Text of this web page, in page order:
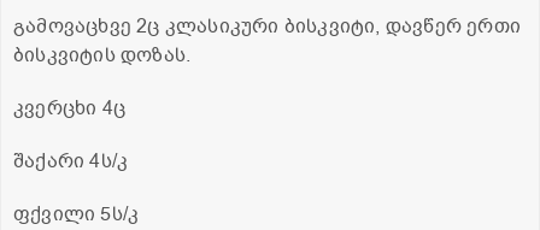
გამოვაცხვე 2ც კლასიკური ბისკვიტი, დავწერ ერთი
ბისკვიტის დოზას.
კვერცხი 4ც
შაქარი 4ს/კ
ფქვილი 5ს/კ